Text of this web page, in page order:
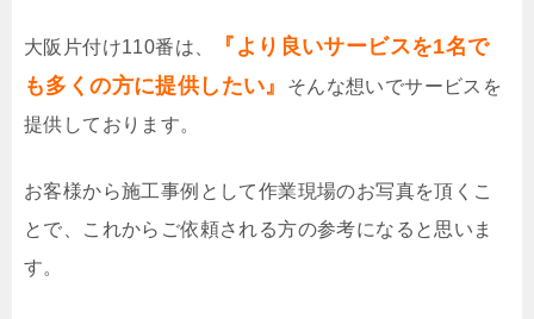
大阪片付け110番は、
『より良いサービスを1名で
も多くの方に提供したい』
そんな想いでサービスを
提供しております。
お客様から施工事例として作業現場のお写真を頂くこ
とで、これからご依頼される方の参考になると思いま
す。